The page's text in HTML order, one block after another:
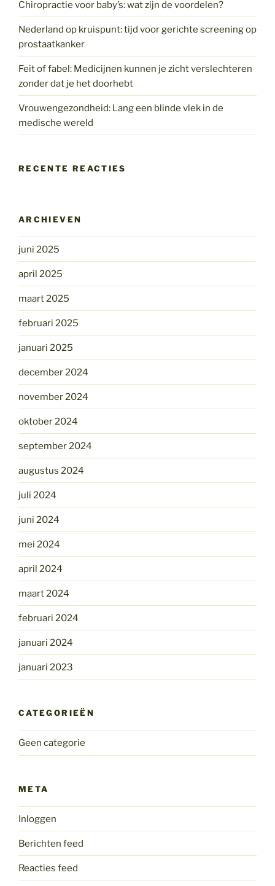
Chiropractie voor baby’s: wat zijn de voordelen?
Nederland op kruispunt: tijd voor gerichte screening op
prostaatkanker
Feit of fabel: Medicijnen kunnen je zicht verslechteren
zonder dat je het doorhebt
Vrouwengezondheid: Lang een blinde vlek in de
medische wereld
RECENTE REACTIES
ARCHIEVEN
juni 2025
april 2025
maart 2025
februari 2025
januari 2025
december 2024
november 2024
oktober 2024
september 2024
augustus 2024
juli 2024
juni 2024
mei 2024
april 2024
maart 2024
februari 2024
januari 2024
januari 2023
CATEGORIEËN
Geen categorie
META
Inloggen
Berichten feed
Reacties feed